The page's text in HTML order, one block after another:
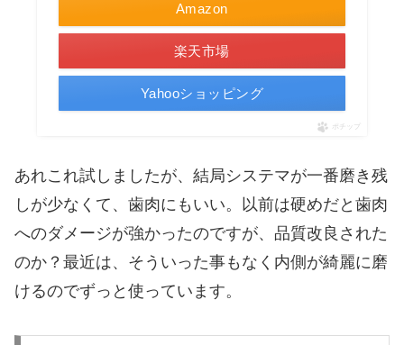
Amazon
楽天市場
Yahooショッピング
ポチップ
あれこれ試しましたが、結局システマが一番磨き残
しが少なくて、歯肉にもいい。以前は硬めだと歯肉
へのダメージが強かったのですが、品質改良された
のか？最近は、そういった事もなく内側が綺麗に磨
けるのでずっと使っています。